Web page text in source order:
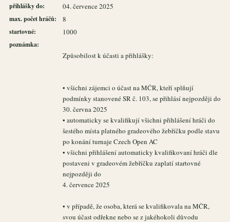
přihlášky do: 04. července 2025
max. počet hráčů: 8
startovné: 1000
poznámka:
Způsobilost k účasti a přihlášky:
• všichni zájemci o účast na MČR, kteří splňují
podmínky stanovené SR č. 103, se přihlásí nejpozději do
30. června 2025
• automaticky se kvalifikují všichni přihlášení hráči do
šestého místa platného gradeového žebříčku podle stavu
po konání turnaje Czech Open AC
• všichni přihlášení automaticky kvalifikovaní hráči dle
postaveni v gradeovém žebříčku zaplatí startovné
nejpozději do
4. července 2025
• v případě, že osoba, která se kvalifikovala na MČR,
svou účast odřekne nebo se z jakéhokoli důvodu